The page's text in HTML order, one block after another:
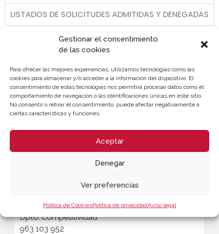
Gestionar el consentimiento
de las cookies
Para ofrecer las mejores experiencias, utilizamos tecnologías como las
cookies para almacenar y/o acceder a la información del dispositivo. El
consentimiento de estas tecnologías nos permitirá procesar datos como el
comportamiento de navegación o las identificaciones únicas en este sitio.
No consentir o retirar el consentimiento, puede afectar negativamente a
ciertas características y funciones.
Aceptar
Denegar
Ver preferencias
Política de CookiesPolítica de privacidadAviso legal
LISTADOS DE SOLICITUDES ADMITIDAS Y DENEGADAS
SOPORTE SEDE ELECTRÓNICA
Mª Luisa Nieto
Dpto. Competitividad
963 103 952